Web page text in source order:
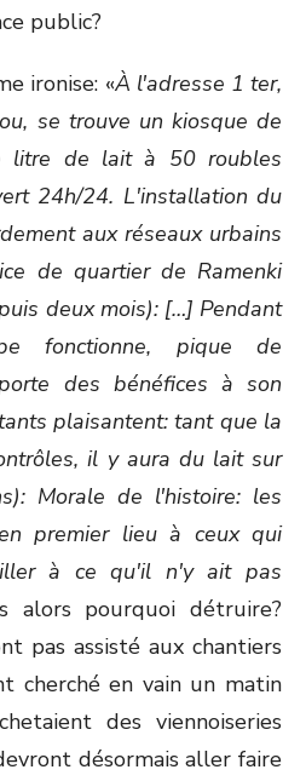
public?
ironise: «À l'adresse 1 ter,
se trouve un kiosque de
litre de lait à 50 roubles
24h/24. L'installation du
aux réseaux urbains
de quartier de Ramenki
deux mois): […] Pendant
fonctionne, pique de
des bénéfices à son
plaisantent: tant que la
il y aura du lait sur
Morale de l'histoire: les
premier lieu à ceux qui
à ce qu'il n'y ait pas
alors pourquoi détruire?
pas assisté aux chantiers
cherché en vain un matin
des viennoiseries
désormais aller faire